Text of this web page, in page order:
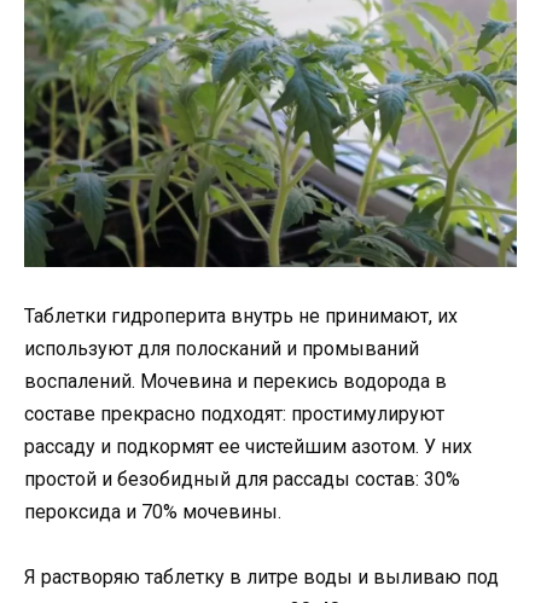
Таблетки гидроперита внутрь не принимают, их
используют для полосканий и промываний
воспалений. Мочевина и перекись водорода в
составе прекрасно подходят: простимулируют
рассаду и подкормят ее чистейшим азотом. У них
простой и безобидный для рассады состав: 30%
пероксида и 70% мочевины.
Я растворяю таблетку в литре воды и выливаю под